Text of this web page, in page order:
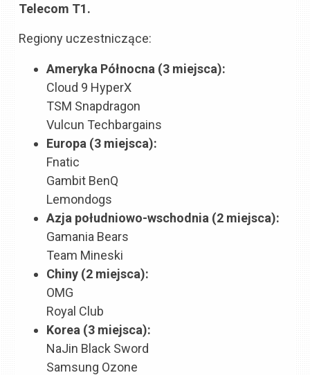
Telecom T1.
Regiony uczestniczące:
Ameryka Północna (3 miejsca):
Cloud 9 HyperX
TSM Snapdragon
Vulcun Techbargains
Europa (3 miejsca):
Fnatic
Gambit BenQ
Lemondogs
Azja południowo-wschodnia (2 miejsca):
Gamania Bears
Team Mineski
Chiny (2 miejsca):
OMG
Royal Club
Korea (3 miejsca):
NaJin Black Sword
Samsung Ozone